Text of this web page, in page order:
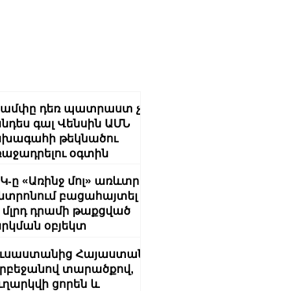
դեռ պատրաստ չէ
գալ Վենսին ԱՄՆ
թեկնածու
օգտին
ը «Առինջ մոլ» առևտրի
բացահայտել է
մլրդ դրամի թաքցված
օբյեկտ
Հայաստան՝
տարածքով,
ցորեն և